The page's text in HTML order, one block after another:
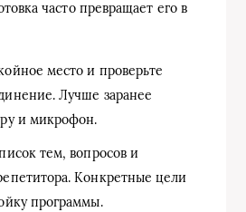
часто превращает его в
место и проверьте
Лучше заранее
и микрофон.
тем, вопросов и
Конкретные цели
программы.